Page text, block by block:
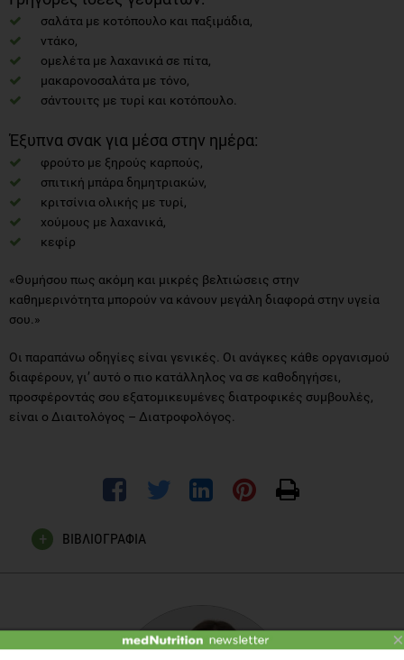
σαλάτα με κοτόπουλο και παξιμάδια,
ντάκο,
ομελέτα με λαχανικά σε πίτα,
μακαρονοσαλάτα με τόνο,
σάντουιτς με τυρί και κοτόπουλο.
Έξυπνα σνακ για μέσα στην ημέρα:
φρούτο με ξηρούς καρπούς,
σπιτική μπάρα δημητριακών,
κριτσίνια ολικής με τυρί,
χούμους με λαχανικά,
κεφίρ
«Θυμήσου πως ακόμη και μικρές βελτιώσεις στην
καθημερινότητα μπορούν να κάνουν μεγάλη διαφορά στην υγεία
σου.»
Οι παραπάνω οδηγίες είναι γενικές. Οι ανάγκες κάθε οργανισμού
διαφέρουν, γι’ αυτό ο πιο κατάλληλος να σε καθοδηγήσει,
προσφέροντάς σου εξατομικευμένες διατροφικές συμβουλές,
είναι ο Διαιτολόγος – Διατροφολόγος.
ΒΙΒΛΙΟΓΡΑΦΙΑ
Gibney MJ. Ultra-processed foods and health outcomes.
×